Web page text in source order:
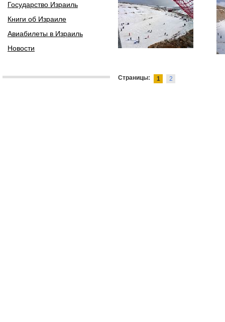
Государство Израиль
Книги об Израиле
Авиабилеты в Израиль
Новости
Страницы: 1 2